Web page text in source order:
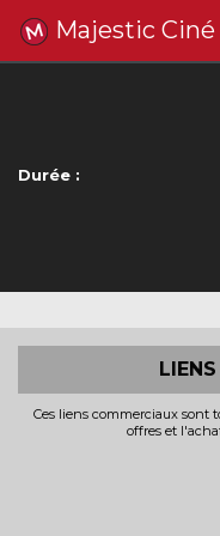
Majestic
Durée :
Ces liens commerciaux sont
offres et